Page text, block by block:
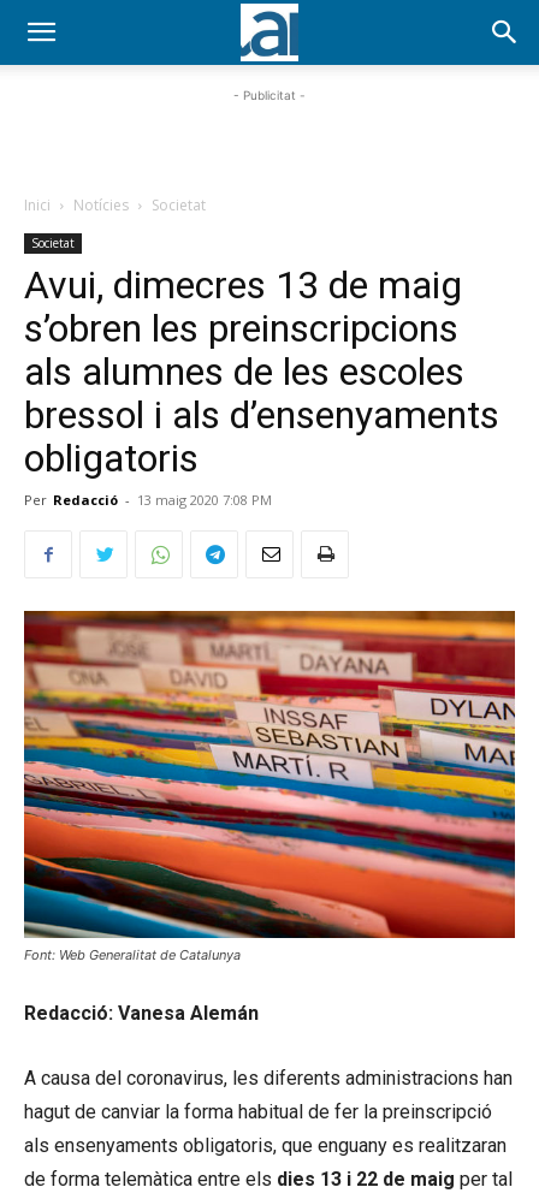
- Publicitat -
Inici Notícies Societat
Societat
Avui, dimecres 13 de maig
s’obren les preinscripcions
als alumnes de les escoles
bressol i als d’ensenyaments
obligatoris
Per Redacció - 13 maig 2020 7:08 PM
Font: Web Generalitat de Catalunya
Redacció: Vanesa Alemán
A causa del coronavirus, les diferents administracions han
hagut de canviar la forma habitual de fer la preinscripció
als ensenyaments obligatoris, que enguany es realitzaran
de forma telemàtica entre els dies 13 i 22 de maig per tal